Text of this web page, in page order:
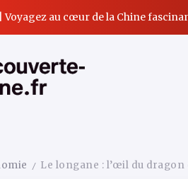
Voyagez au cœur de la Chine
/ Le longane : l’œil du